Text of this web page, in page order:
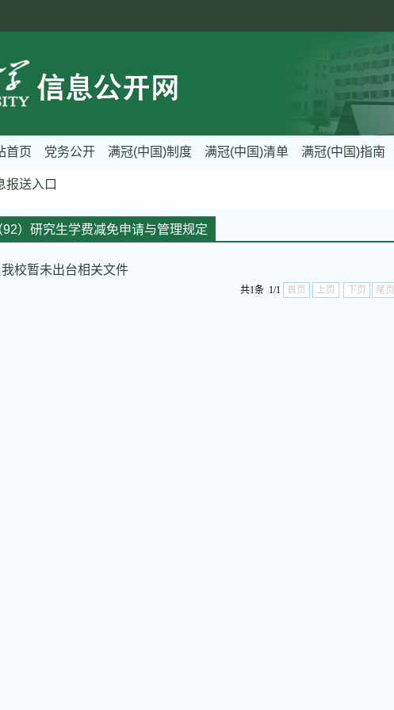
首页 党务公开 满冠(中国)制度 满冠(中国)清单 满冠(中国)指南
报送入口
92）研究生学费减免申请与管理规定
我校暂未出台相关文件
共1条 1/1 首页 上页 下页 尾页